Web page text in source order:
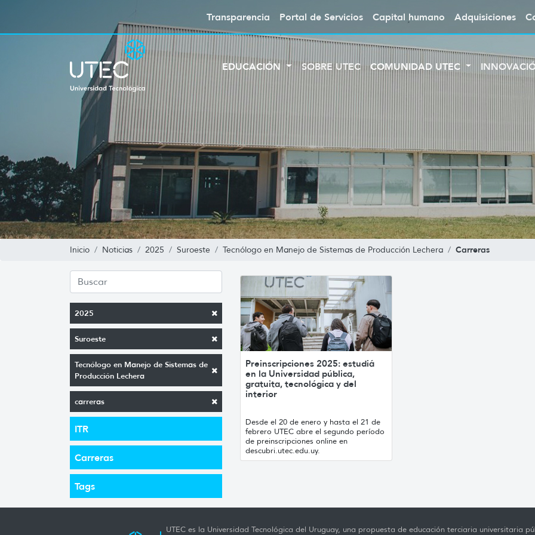
Transparencia Portal de Servicios Capital humano Adquisiciones
EDUCACIÓN SOBRE UTEC COMUNIDAD UTEC
Inicio Noticias 2025 Suroeste Tecnólogo en Manejo de Sistemas de Producción Lechera Carreras
2025
Suroeste
Tecnólogo en Manejo de Sistemas de
Producción Lechera
carreras
ITR
Carreras
Tags
Preinscripciones 2025: estudiá
en la Universidad pública,
gratuita, tecnológica y del
interior
Desde el 20 de enero y hasta el 21 de
febrero UTEC abre el segundo período
de preinscripciones online en
descubri.utec.edu.uy.
UTEC es la Universidad Tecnológica del Uruguay, una propuesta de educación terciaria universitaria